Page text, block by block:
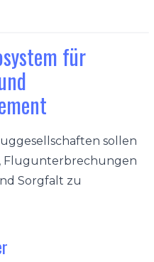
für
sollen
Flugunterbrechungen
Sorgfalt zu